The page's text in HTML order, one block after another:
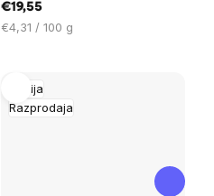
€19,55
Cena
€4,31 / 100 g
Akcija
Razprodaja